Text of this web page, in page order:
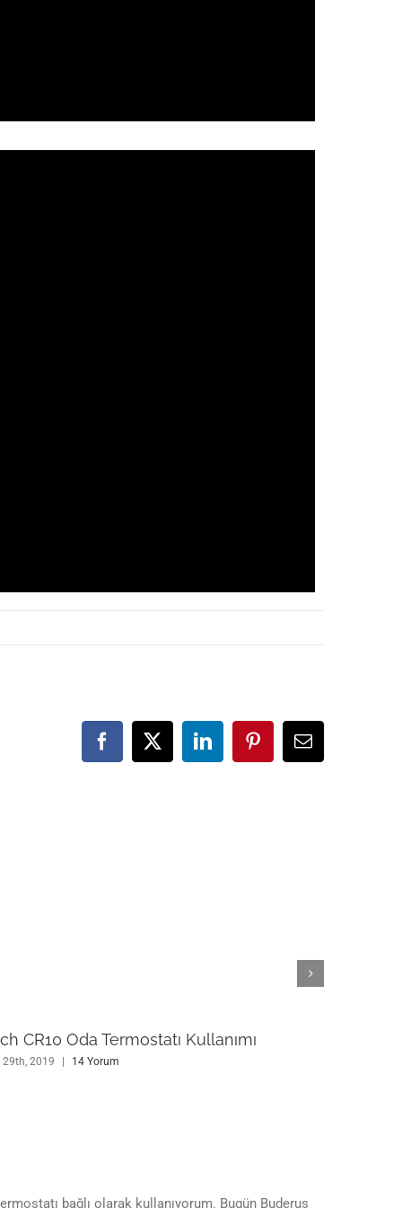
Facebook
X LinkedInPinterest
E-
posta
CR10 Oda Termostatı Kullanımı
29th, 2019 14 Yorum
bağlı olarak kullanıyorum. Bugün Buderus